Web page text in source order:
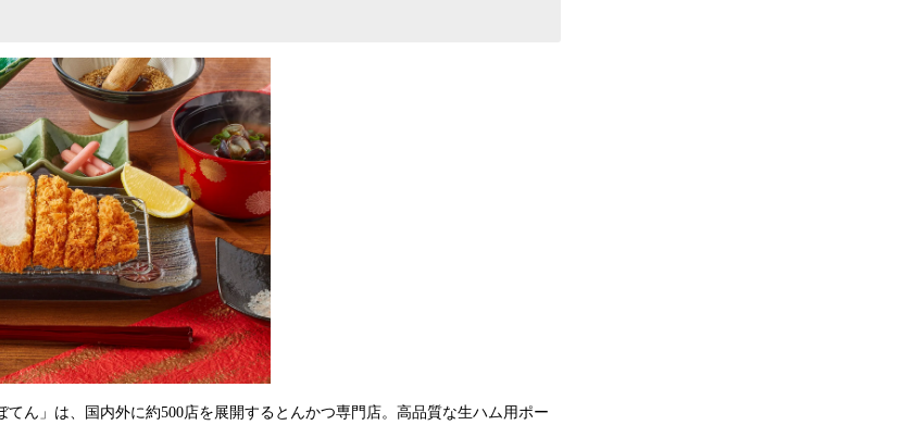
てん」は、国内外に約500店を展開するとんかつ専門店。高品質な生ハム用ポー